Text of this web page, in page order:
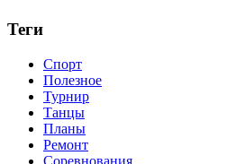
Теги
Спорт
Полезное
Турнир
Танцы
Планы
Ремонт
Соревнования